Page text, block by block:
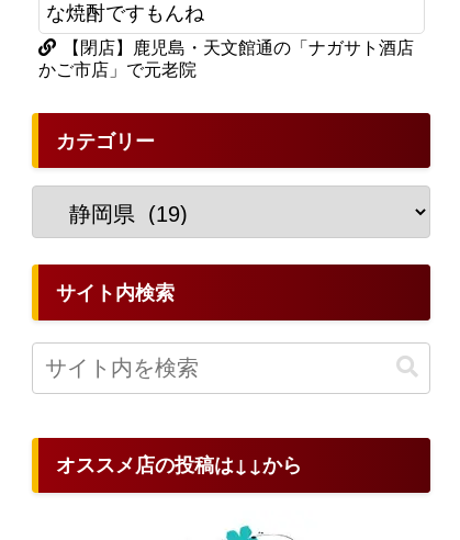
な焼酎ですもんね
【閉店】鹿児島・天文館通の「ナガサト酒店
かご市店」で元老院
カテゴリー
サイト内検索
オススメ店の投稿は↓↓から